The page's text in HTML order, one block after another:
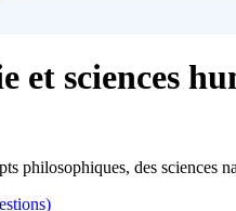
et sciences
philosophiques, des sciences